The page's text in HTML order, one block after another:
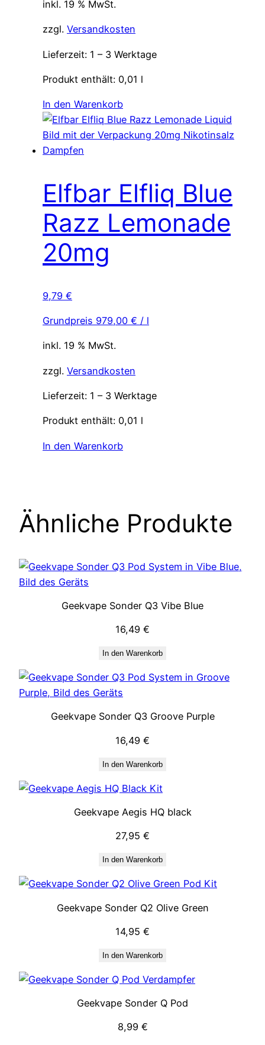
inkl. 19 % MwSt.
zzgl. Versandkosten
Lieferzeit: 1 – 3 Werktage
Produkt enthält: 0,01 l
In den Warenkorb
Elfbar Elfliq Blue
Razz Lemonade
20mg
9,79 €
Grundpreis 979,00 € / l
inkl. 19 % MwSt.
zzgl. Versandkosten
Lieferzeit: 1 – 3 Werktage
Produkt enthält: 0,01 l
In den Warenkorb
Ähnliche Produkte
Geekvape Sonder Q3 Vibe Blue
16,49 €
In den Warenkorb
Geekvape Sonder Q3 Groove Purple
16,49 €
In den Warenkorb
Geekvape Aegis HQ black
27,95 €
In den Warenkorb
Geekvape Sonder Q2 Olive Green
14,95 €
In den Warenkorb
Geekvape Sonder Q Pod
8,99 €